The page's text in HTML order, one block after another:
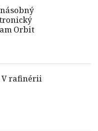
Orbit
V rafinérii